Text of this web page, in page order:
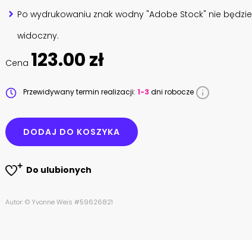
Po wydrukowaniu znak wodny "Adobe Stock" nie będzie
widoczny.
Cena 123.00 zł
Przewidywany termin realizacji: 1-3 dni robocze
DODAJ DO KOSZYKA
Do ulubionych
Autor: © Yvonne Weis #59626821